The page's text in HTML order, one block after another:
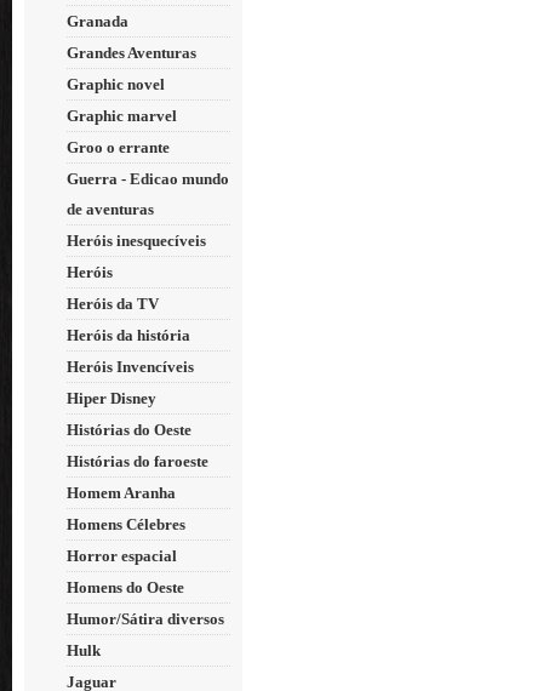
Granada
Grandes Aventuras
Graphic novel
Graphic marvel
Groo o errante
Guerra - Edicao mundo
de aventuras
Heróis inesquecíveis
Heróis
Heróis da TV
Heróis da história
Heróis Invencíveis
Hiper Disney
Histórias do Oeste
Histórias do faroeste
Homem Aranha
Homens Célebres
Horror espacial
Homens do Oeste
Humor/Sátira diversos
Hulk
Jaguar